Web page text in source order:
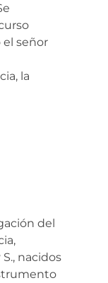
el señor
la
del
nacidos